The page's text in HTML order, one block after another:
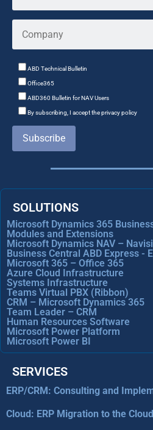
ABD Technical Bulletin
Office365
ABD360 Bulletin for NAV Users
By subscribing, I accept the privacy policy
Subscribe
SOLUTIONS
Microsoft Dynamics 365
Modules and Extensions
Microsoft Dynamics NAV –
Business Central ABD Express -
Microsoft 365 – Office 365
Azure Cloud Infrastructure
Systems Infrastructure
Teams Virtual PBX (Ribbon)
CRM – Microsoft Dynamics 365
Team Leader – CRM
Human Resources Software
Microsoft Power Platform
Microsoft Power BI
SERVICES
ERP/CRM: Consulting and
Cloud: ERP Migration to the Cloud